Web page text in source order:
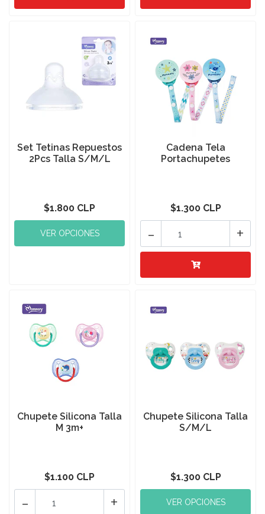
Set Tetinas Repuestos
2Pcs Talla S/M/L
$1.800 CLP
VER OPCIONES
Cadena Tela
Portachupetes
$1.300 CLP
+
-
Chupete Silicona Talla
M 3m+
$1.100 CLP
+
-
Chupete Silicona Talla
S/M/L
$1.300 CLP
VER OPCIONES